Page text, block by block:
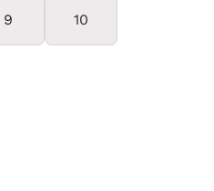
um na formação, as
não se limitam a queixas